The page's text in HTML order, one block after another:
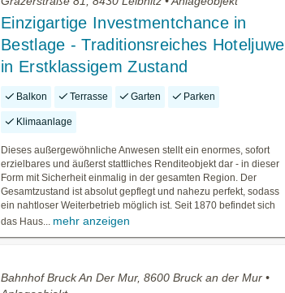
Einzigartige Investmentchance in
Bestlage - Traditionsreiches Hoteljuwel
in Erstklassigem Zustand
Balkon Terrasse Garten Parken
Klimaanlage
Dieses außergewöhnliche Anwesen stellt ein enormes, sofort
erzielbares und äußerst stattliches Renditeobjekt dar - in dieser
Form mit Sicherheit einmalig in der gesamten Region. Der
Gesamtzustand ist absolut gepflegt und nahezu perfekt, sodass
ein nahtloser Weiterbetrieb möglich ist. Seit 1870 befindet sich
das Haus... mehr anzeigen
Bahnhof Bruck An Der Mur, 8600 Bruck an der Mur •